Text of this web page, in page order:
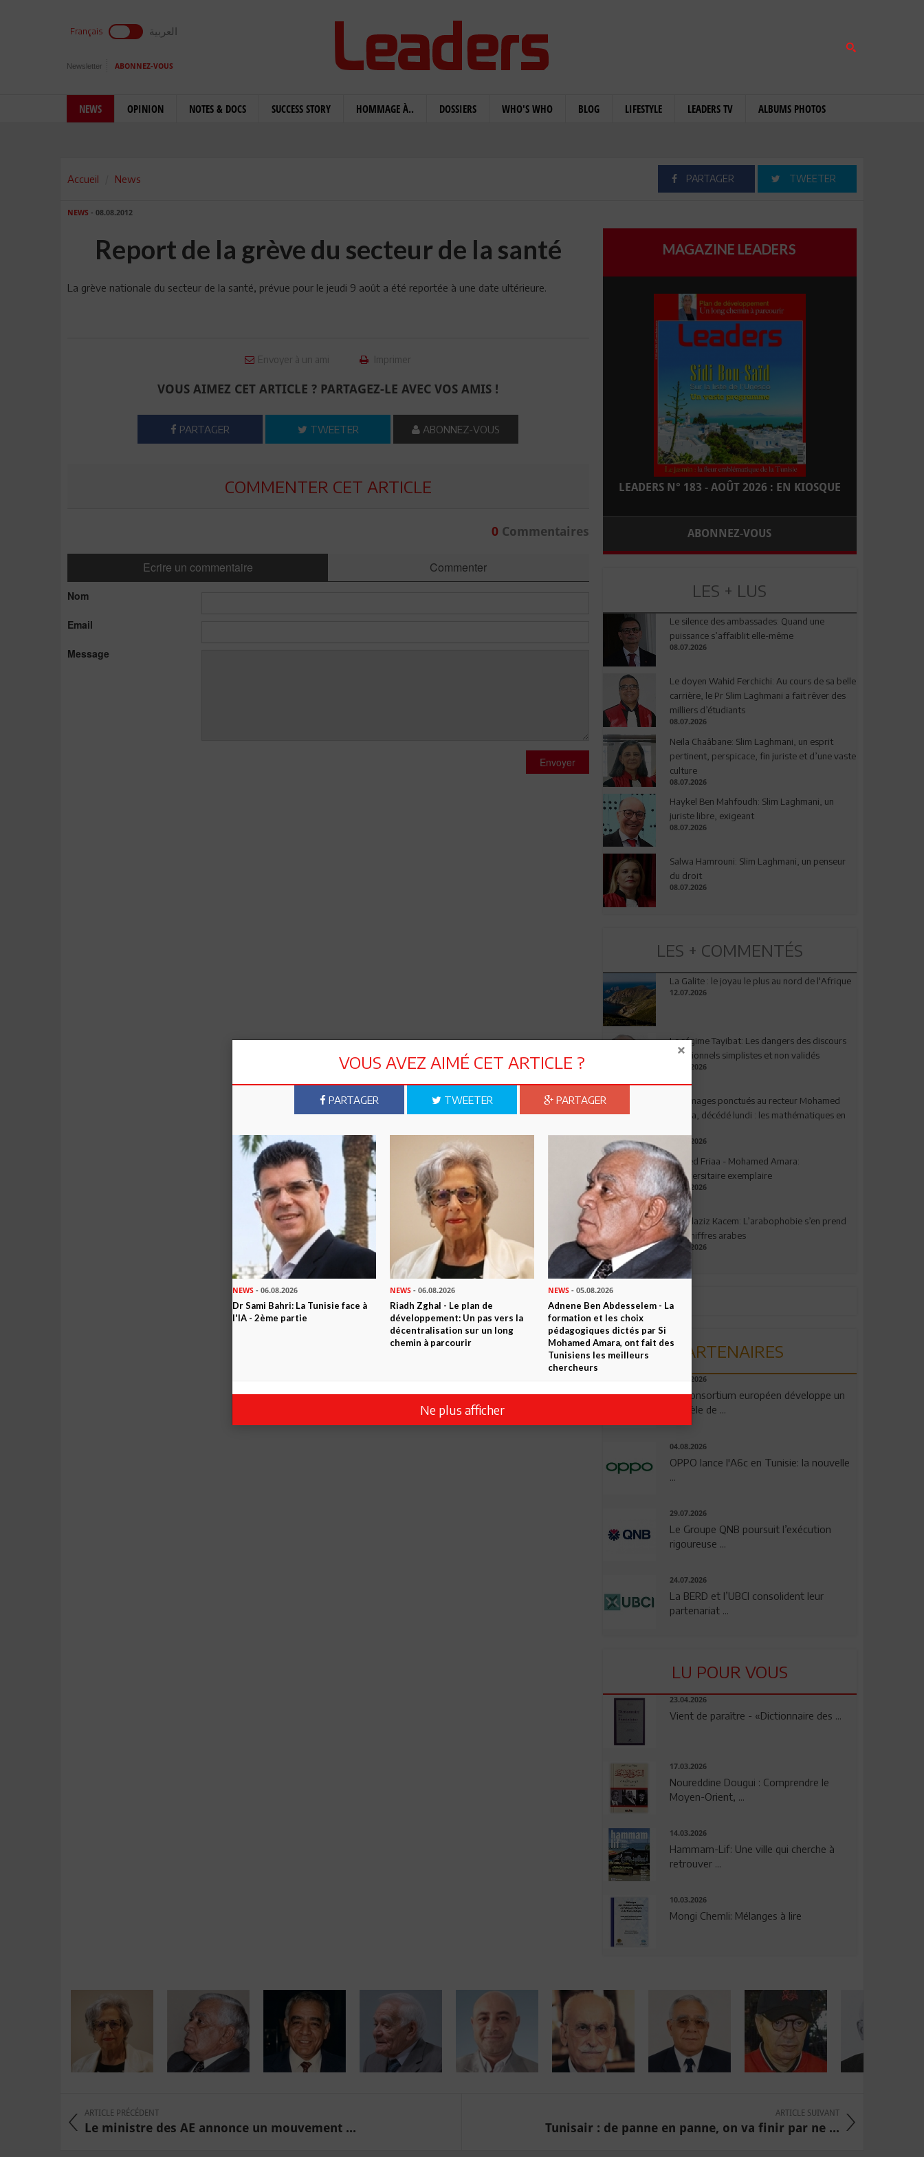
Français العربية
Newsletter ABONNEZ-VOUS
NEWS OPINION NOTES & DOCS SUCCESS STORY HOMMAGE À.. DOSSIERS WHO'S WHO BLOG LIFESTYLE LEADERS TV ALBUMS PHOTOS
Accueil News PARTAGER TWEETER
NEWS - 08.08.2012
Report de la grève du secteur de la santé
La grève nationale du secteur de la santé, prévue pour le jeudi 9 août a été reportée à une date ultérieure.
Envoyer à un ami Imprimer
VOUS AIMEZ CET ARTICLE ? PARTAGEZ-LE AVEC VOS AMIS !
PARTAGER TWEETER ABONNEZ-VOUS
COMMENTER CET ARTICLE
0Commentaires
Ecrire un commentaire Commenter
Nom
Email
Message
Envoyer
MAGAZINE LEADERS
LEADERS N° 183 - AOÛT 2026 : EN KIOSQUE
ABONNEZ-VOUS
LES + LUS
Le silence des ambassades: Quand une
puissance s’affaiblit elle-même
08.07.2026
Le doyen Wahid Ferchichi: Au cours de sa belle
carrière, le Pr Slim Laghmani a fait rêver des
milliers d’étudiants
08.07.2026
Neila Chaâbane: Slim Laghmani, un esprit
pertinent, perspicace, fin juriste et d’une vaste
culture
08.07.2026
Haykel Ben Mahfoudh: Slim Laghmani, un
juriste libre, exigeant
08.07.2026
Salwa Hamrouni: Slim Laghmani, un penseur
du droit
08.07.2026
LES + COMMENTÉS
La Galite : le joyau le plus au nord de l'Afrique
12.07.2026
Le régime Tayibat: Les dangers des discours
nutritionnels simplistes et non validés
09.07.2026
Hommages ponctués au recteur Mohamed
Amara, décédé lundi : les mathématiques en
03.08.2026
Ahmed Friaa - Mohamed Amara:
l’Universitaire exemplaire
04.08.2026
Abdelaziz Kacem: L’arabophobie s’en prend
aux chiffres arabes
09.07.2026
PARTENAIRES
06.08.2026
Un consortium européen développe un
modèle de ...
04.08.2026
OPPO lance l'A6c en Tunisie: la nouvelle
29.07.2026
Le Groupe QNB poursuit l’exécution
rigoureuse ...
24.07.2026
La BERD et l’UBCI consolident leur
partenariat ...
LU POUR VOUS
23.04.2026
Vient de paraître - «Dictionnaire des ...
17.03.2026
Noureddine Dougui : Comprendre le
Moyen-Orient, ...
14.03.2026
Hammam-Lif: Une ville qui cherche à
retrouver ...
10.03.2026
Mongi Chemli: Mélanges à lire
ARTICLE PRÉCÉDENT
Le ministre des AE annonce un mouvement ...
ARTICLE SUIVANT
Tunisair : de panne en panne, on va finir par ne ...
VOUS AVEZ AIMÉ CET ARTICLE ?
PARTAGER TWEETER PARTAGER
NEWS - 06.08.2026
Dr Sami Bahri: La Tunisie face à
l'IA - 2ème partie
NEWS - 06.08.2026
Riadh Zghal - Le plan de
développement: Un pas vers la
décentralisation sur un long
chemin à parcourir
NEWS- 05.08.2026
Adnene Ben Abdesselem - La
formation et les choix
pédagogiques dictés par Si
Mohamed Amara, ont fait des
Tunisiens les meilleurs
chercheurs
Ne plus afficher